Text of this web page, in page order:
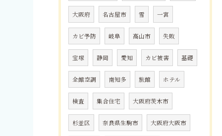
大阪府 名古屋市 雪 一宮
カビ予防 岐阜 高山市 失敗
宝塚 静岡 愛知 カビ被害 基礎
全館空調 南知多 旅館 ホテル
検査 集合住宅 大阪府茨木市
杉並区 奈良県生駒市 大阪府大阪市